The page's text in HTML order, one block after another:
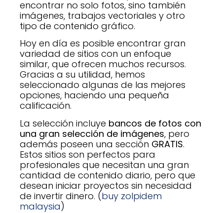
encontrar no solo fotos, sino también
imágenes, trabajos vectoriales y otro
tipo de contenido gráfico.
Hoy en día es posible encontrar gran
variedad de sitios con un enfoque
similar, que ofrecen muchos recursos.
Gracias a su utilidad, hemos
seleccionado algunas de las mejores
opciones, haciendo una pequeña
calificación.
La selección incluye bancos de fotos con
una gran selección de imágenes, pero
además poseen una sección GRATIS.
Estos sitios son perfectos para
profesionales que necesitan una gran
cantidad de contenido diario, pero que
desean iniciar proyectos sin necesidad
de invertir dinero. (buy zolpidem
malaysia)